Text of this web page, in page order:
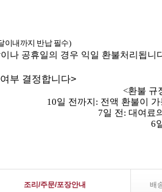
이내까지 반납 필수)
나 공휴일의 경우 익일 환불처리됩니
부 결정합니다>
<환불 규
10일 전까지: 전액 환불이
7일 전: 대여료
6
조리/주문/포장안내 배